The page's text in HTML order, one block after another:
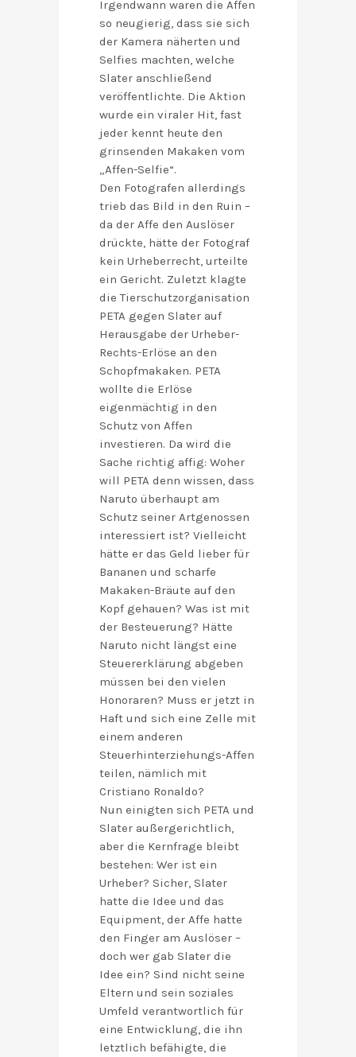
Irgendwann waren die Affen
so neugierig, dass sie sich
der Kamera näherten und
Selfies machten, welche
Slater anschließend
veröffentlichte. Die Aktion
wurde ein viraler Hit, fast
jeder kennt heute den
grinsenden Makaken vom
„Affen-Selfie“.
Den Fotografen allerdings
trieb das Bild in den Ruin –
da der Affe den Auslöser
drückte, hätte der Fotograf
kein Urheberrecht, urteilte
ein Gericht. Zuletzt klagte
die Tierschutzorganisation
PETA gegen Slater auf
Herausgabe der Urheber-
Rechts-Erlöse an den
Schopfmakaken. PETA
wollte die Erlöse
eigenmächtig in den
Schutz von Affen
investieren. Da wird die
Sache richtig affig: Woher
will PETA denn wissen, dass
Naruto überhaupt am
Schutz seiner Artgenossen
interessiert ist? Vielleicht
hätte er das Geld lieber für
Bananen und scharfe
Makaken-Bräute auf den
Kopf gehauen? Was ist mit
der Besteuerung? Hätte
Naruto nicht längst eine
Steuererklärung abgeben
müssen bei den vielen
Honoraren? Muss er jetzt in
Haft und sich eine Zelle mit
einem anderen
Steuerhinterziehungs-Affen
teilen, nämlich mit
Cristiano Ronaldo?
Nun einigten sich PETA und
Slater außergerichtlich,
aber die Kernfrage bleibt
bestehen: Wer ist ein
Urheber? Sicher, Slater
hatte die Idee und das
Equipment, der Affe hatte
den Finger am Auslöser –
doch wer gab Slater die
Idee ein? Sind nicht seine
Eltern und sein soziales
Umfeld verantwortlich für
eine Entwicklung, die ihn
letztlich befähigte, die